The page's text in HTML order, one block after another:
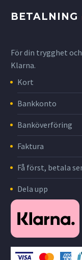
BETALNING
För din trygghet
Klarna.
Kort
Bankkonto
Banköverföring
Faktura
Få först, betala
Dela upp